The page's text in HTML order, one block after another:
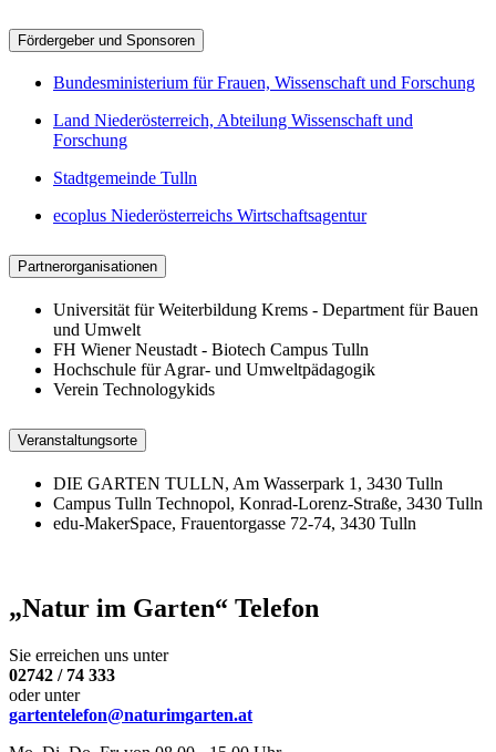
Fördergeber und Sponsoren
Bundesministerium für Frauen, Wissenschaft und Forschung
Land Niederösterreich, Abteilung Wissenschaft und
Forschung
Stadtgemeinde Tulln
ecoplus Niederösterreichs Wirtschaftsagentur
Partnerorganisationen
Universität für Weiterbildung Krems - Department für Bauen
und Umwelt
FH Wiener Neustadt - Biotech Campus Tulln
Hochschule für Agrar- und Umweltpädagogik
Verein Technologykids
Veranstaltungsorte
DIE GARTEN TULLN, Am Wasserpark 1, 3430 Tulln
Campus Tulln Technopol, Konrad-Lorenz-Straße, 3430 Tulln
edu-MakerSpace, Frauentorgasse 72-74, 3430 Tulln
„Natur im Garten“ Telefon
Sie erreichen uns unter
02742 / 74 333
oder unter
gartentelefon@naturimgarten.at